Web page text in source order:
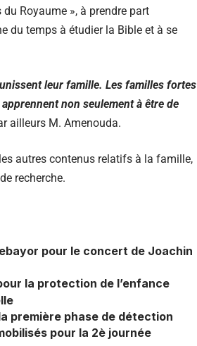
Royaume », à prendre part
du temps à étudier la Bible et à se
leur famille. Les familles fortes
non seulement à être de
ailleurs M. Amenouda.
autres contenus relatifs à la famille,
recherche.
pour le concert de Joachin
la protection de l’enfance
première phase de détection
pour la 2è journée